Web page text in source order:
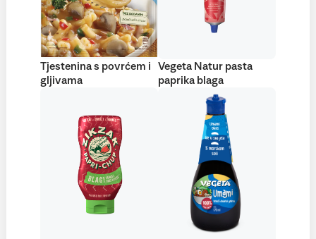
Tjestenina s povrćem i
gljivama
Vegeta Natur pasta
paprika blaga